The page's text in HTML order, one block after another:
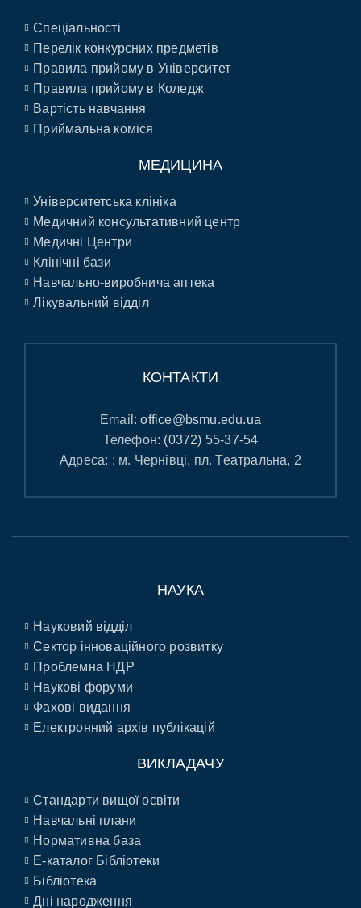
Спеціальності
Перелік конкурсних предметів
Правила прийому в Університет
Правила прийому в Коледж
Вартість навчання
Приймальна коміся
МЕДИЦИНА
Університетська клініка
Медичний консультативний центр
Медичні Центри
Клінічні бази
Навчально-виробнича аптека
Лікувальний відділ
КОНТАКТИ
Email:office@bsmu.edu.ua
Телефон: (0372) 55-37-54
Адреса: : м. Чернівці, пл. Театральна, 2
НАУКА
Науковий відділ
Сектор інноваційного розвитку
Проблемна НДР
Наукові форуми
Фахові видання
Електронний архів публікацій
ВИКЛАДАЧУ
Стандарти вищої освіти
Навчальні плани
Нормативна база
E-каталог Бібліотеки
Бібліотека
Дні народження